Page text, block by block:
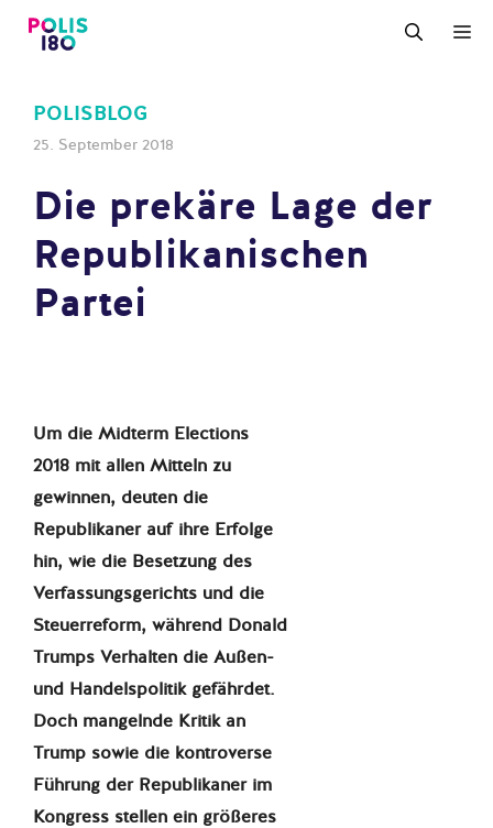
Zum
Inhalt
POLISBLOG
25. September 2018
Die prekäre Lage der
Republikanischen
Partei
Um die Midterm Elections
2018 mit allen Mitteln zu
gewinnen, deuten die
Republikaner auf ihre Erfolge
hin, wie die Besetzung des
Verfassungsgerichts und die
Steuerreform, während Donald
Trumps Verhalten die Außen-
und Handelspolitik gefährdet.
Doch mangelnde Kritik an
Trump sowie die kontroverse
Führung der Republikaner im
Kongress stellen ein größeres